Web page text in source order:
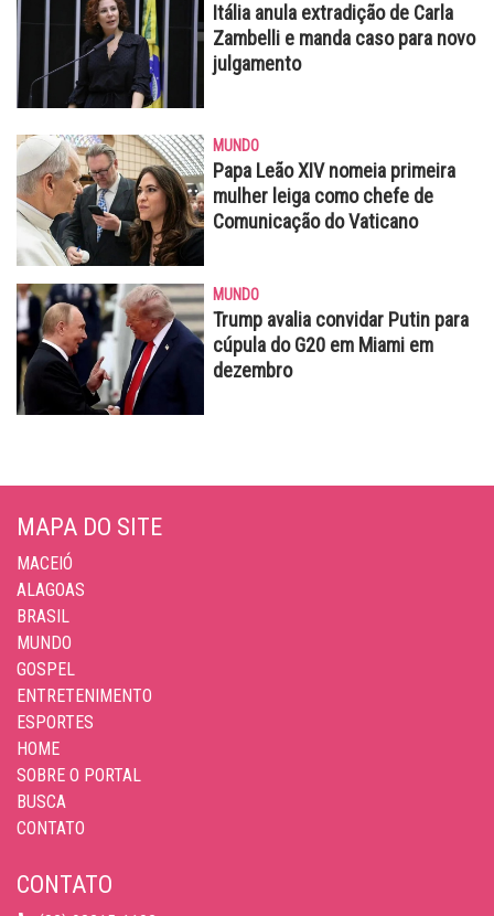
Itália anula extradição de Carla
Zambelli e manda caso para novo
julgamento
MUNDO
Papa Leão XIV nomeia primeira
mulher leiga como chefe de
Comunicação do Vaticano
MUNDO
Trump avalia convidar Putin para
cúpula do G20 em Miami em
dezembro
MAPA DO SITE
MACEIÓ
ALAGOAS
BRASIL
MUNDO
GOSPEL
ENTRETENIMENTO
ESPORTES
HOME
SOBRE O PORTAL
BUSCA
CONTATO
CONTATO